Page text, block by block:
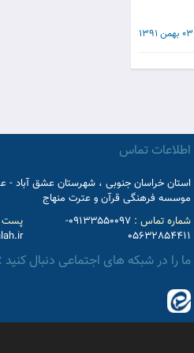
03 بهمن 1391
اطلاعات تماس
موسسه فرهنگی قرآن و عترت منهاج
شماره تماس :
09133550097-
05632854411
پست
ما را در شبکه های اجتماعی دنبال کنید :